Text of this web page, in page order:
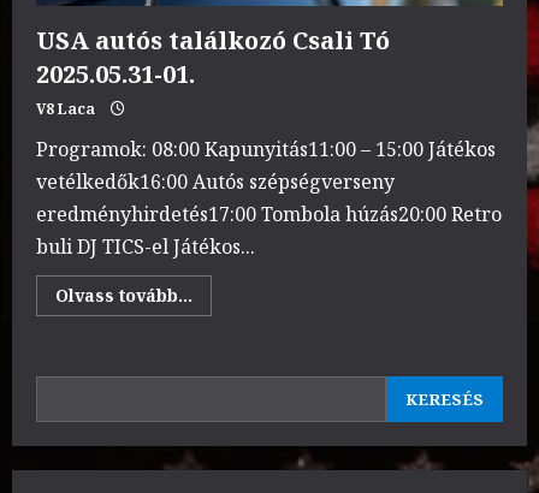
USA autós találkozó Csali Tó
2025.05.31-01.
V8 Laca
Programok: 08:00 Kapunyitás11:00 – 15:00 Játékos
vetélkedők16:00 Autós szépségverseny
eredményhirdetés17:00 Tombola húzás20:00 Retro
buli DJ TICS-el Játékos...
Olvass tovább...
more
találkozó
2025.05.31-
01.
KERESÉS